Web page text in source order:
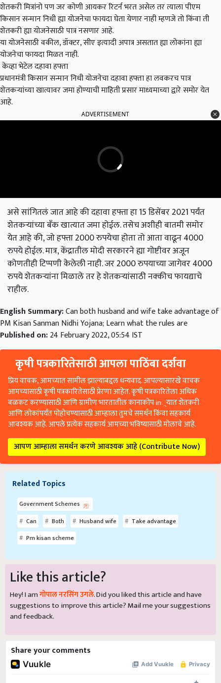
शेतकरी मित्रांनो पण जर कोणी आयकर रिटर्न भरत असेल तर त्याला पीएम
किसान सन्मान निधी ह्या योजनेचा फायदा घेता येणार नाही म्हणजे तो किंवा ती
शेतकरी ह्या योजनेसाठी पात्र नसणार आहे.
या योजनेसाठी वकील, डॉक्टर, सीए इत्यादी अपात्र असतात ह्या लोकांना ह्या
योजनेचा फायदा मिळत नाही.
केव्हा भेटेल दहावा हफ्ता
प्रधानमंत्री किसान सन्मान निधी योजनेचा दहावा हफ्ता हा लवकरच पात्र
शेतकऱ्यांच्या खात्यावर जमा होण्याची माहिती प्रसार माध्यमाच्या द्वारे समोर येत
आहे.
ADVERTISEMENT
असे सांगितलं जात आहे की दहावा हफ्ता हा 15 डिसेंबर 2021 पर्यंत
शेतकऱ्यांच्या बँक खात्यात जमा होईल. तसेच अशीही बातमी समोर
येत आहे की, जो हफ्ता 2000 रुपयेचा होता तो आता वाढून 4000
रुपये होईल. मात्र, केंद्रातील मोदी सरकारने ह्या गोष्टीवर अजून
कोणतीही टिप्पणी केलेली नाही. जर 2000 रुपयाच्या जागेवर 4000
रुपये शेतकऱ्यांना मिळाले तर हे शेतकऱ्यांसाठी नक्कीच फायद्याचे
राहील.
English Summary:Can both husband and wife take advantage of
PM Kisan Sanman Nidhi Yojana; Learn what the rules are
Published on:24 February 2022, 05:54 IST
कृषी पत्रकारितेसाठी आपला पाठिंबा दर्शवा
प्रिय वाचक, आमच्यात सामील झाल्याबद्दल धन्यवाद. आपल्यासारखे वाचक
आमच्यासाठी कृषी पत्रकारितेसाठी प्रेरणा आहेत. कृषी पत्रकारितेला अधिक
बळकट करण्यासाठी आणि ग्रामीण भारतातील कानाकोप in्यात शेतकरी
आणि लोकांपर्यंत पोहोचण्यासाठी आम्हाला तुमचे समर्थन किंवा सहकार्य
आवश्यक आहे. आपले प्रत्येक सहकार्य आमच्या भविष्यासाठी मोलाचे आहे.
आपण आम्हाला समर्थन करणे आवश्यक आहे (Contribute Now)
Related Topics
Government Schemes
Can
Both Husband wife
Take advantage
Pm kisan scheme
Like this article?
Hey! I amगोपाल नरसिंग उगले. Did you liked this article and have
suggestions to improve this article?Mailme your suggestions
and feedback.
Share your comments